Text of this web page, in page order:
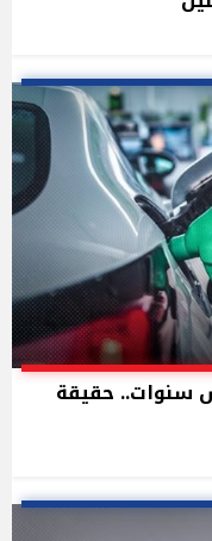
في خمس سنوات.. حقيقة